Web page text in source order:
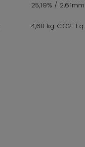
25,19% / 2,61mm
4,60 kg CO2-Eq.